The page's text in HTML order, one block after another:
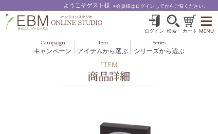
ようこそゲスト様 ※会員様はログインしてからご覧ください。
ログイン 検索 カート
Campaign
キャンペーン
Item
アイテムから選ぶ
健美食品
Series
シリーズから選ぶ
ブルームオーラ.
ナチュラルバイブレーション.28
MENU
ITEM
商品詳細